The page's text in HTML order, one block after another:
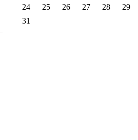
24
25 26 27 28
29
31